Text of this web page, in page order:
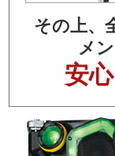
その上、
メ
安